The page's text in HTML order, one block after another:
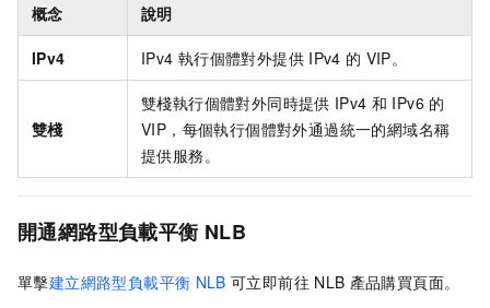
概念 說明
IPv4 IPv4 執行個體對外提供 IPv4 的 VIP。
雙棧
雙棧執行個體對外同時提供 IPv4 和 IPv6 的
VIP，每個執行個體對外通過統一的網域名稱
提供服務。
開通網路型負載平衡 NLB
單擊建立網路型負載平衡 NLB 可立即前往 NLB 產品購買頁面。